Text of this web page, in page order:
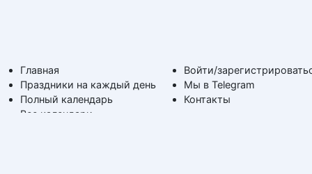
Главная
Праздники на каждый день
Полный календарь
Все календари
Войти/
Мы в Telegram
Контакты